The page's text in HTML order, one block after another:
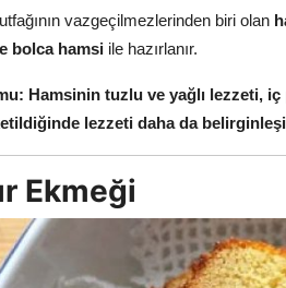
vazgeçilmezlerinden biri olan
bolca hamsi ile hazırlanır.
Hamsinin tuzlu ve yağlı lezzeti,
lezzeti daha da
Ekmeği